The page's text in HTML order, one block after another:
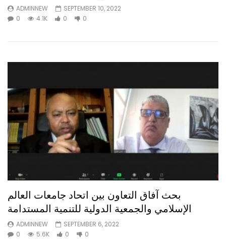
ADMINNEW
SEPTEMBER 10, 2022
0
4.1K 0 0
بحث آفاق التعاون بين اتحاد جامعات العالم
الإسلامي والجمعية الدولية للتنمية المستدامة
ADMINNEW
SEPTEMBER 6, 2022
0
5.6K 0 0